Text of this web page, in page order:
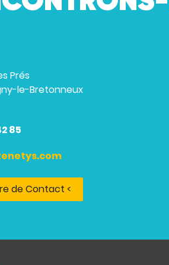
Prés
le-Bretonneux
85
de Contact <